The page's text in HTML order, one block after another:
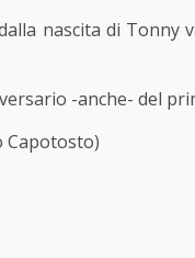
nascita di Tonny
-anche- del
Capotosto)